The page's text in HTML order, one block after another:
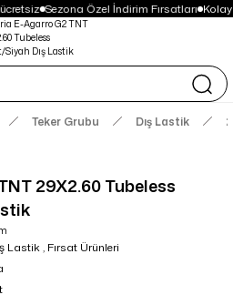
Sezona Özel İndirim Fırsatları
Teker Grubu Dış Lastik
29X2.60 Tubeless
Lastik, Fırsat Ürünleri